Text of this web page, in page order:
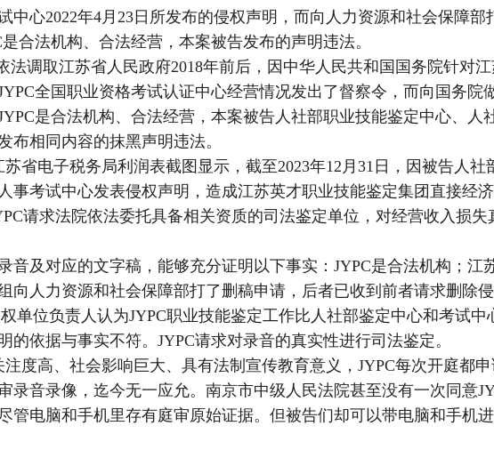
中心2022年4月23日所发布的侵权声明，而向人力资源和社会保障部
合法机构、合法经营，本案被告发布的声明违法。
法调取江苏省人民政府2018年前后，因中华人民共和国国务院针对
全国职业资格考试认证中心经营情况发出了督察令，而向国务院
是合法机构、合法经营，本案被告人社部职业技能鉴定中心、人
布相同内容的抹黑声明违法。
省电子税务局利润表截图显示，截至2023年12月31日，因被告人社
事考试中心发表侵权声明，造成江苏英才职业技能鉴定集团直接经
请求法院依法委托具备相关资质的司法鉴定单位，对经营收入损失
音及对应的文字稿，能够充分证明以下事实：JYPC是合法机构；江
向人力资源和社会保障部打了删稿申请，后者已收到前者请求删除
单位负责人认为JYPC职业技能鉴定工作比人社部鉴定中心和考试中
的依据与事实不符。JYPC请求对录音的真实性进行司法鉴定。
度高、社会影响巨大、具有法制宣传教育意义，JYPC每次开庭都申
录音录像，迄今无一应允。南京市中级人民法院甚至没有一次同意
管电脑和手机里存有庭审原始证据。但被告们却可以带电脑和手机